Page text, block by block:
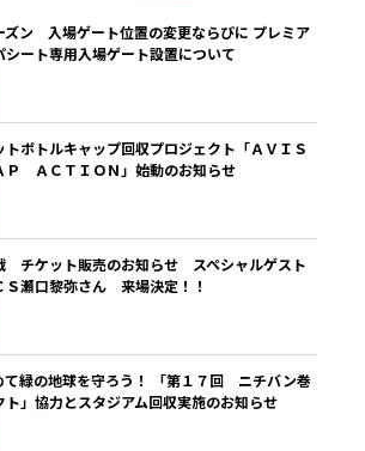
ズン 入場ゲート位置の変更ならびに プレミア
ート専用入場ゲート設置について
トボトルキャップ回収プロジェクト「ＡＶＩＳ
ＡＣＴＩＯＮ」始動のお知らせ
チケット販売のお知らせ スペシャルゲスト
Ｓ瀬口黎弥さん 来場決定！！
て緑の地球を守ろう！ 「第１７回 ニチバン巻
」協力とスタジアム回収実施のお知らせ